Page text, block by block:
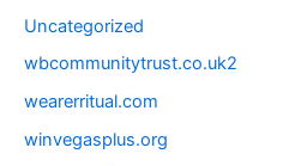
Uncategorized
wbcommunitytrust.co.uk2
wearerritual.com
winvegasplus.org